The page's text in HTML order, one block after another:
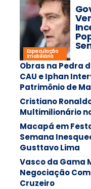
Especulação
Imobiliária
Obras na Pedra
CAU e Iphan
Patrimônio de
Cristiano
Multimilionário
Macapá em
Semana
Gusttavo Lima
Vasco da Gama
Negociação
Cruzeiro